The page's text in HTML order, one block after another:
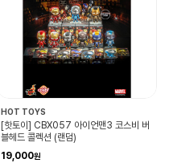
HOT TOYS
[핫토이] CBX057 아이언맨3 코스비 버
블헤드 콜렉션 (랜덤)
19,000